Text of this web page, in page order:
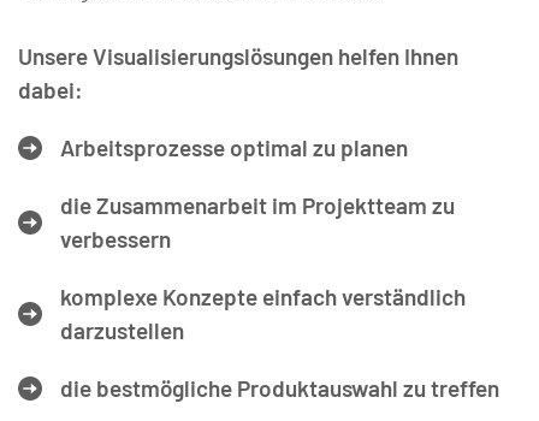
Unsere Visualisierungslösungen helfen Ihnen
dabei:
Arbeitsprozesse optimal zu planen
die Zusammenarbeit im Projektteam zu
verbessern
komplexe Konzepte einfach verständlich
darzustellen
die bestmögliche Produktauswahl zu treffen